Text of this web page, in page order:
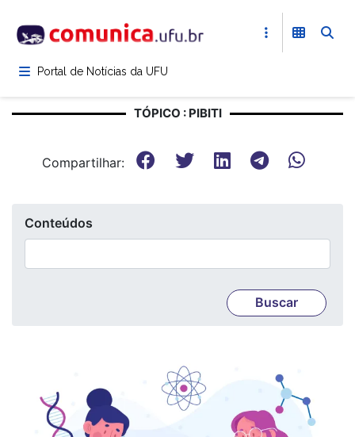
para
conteúdoPortal de Notícias da UFU
TÓPICO : PIBITI
Compartilhar:
Conteúdos